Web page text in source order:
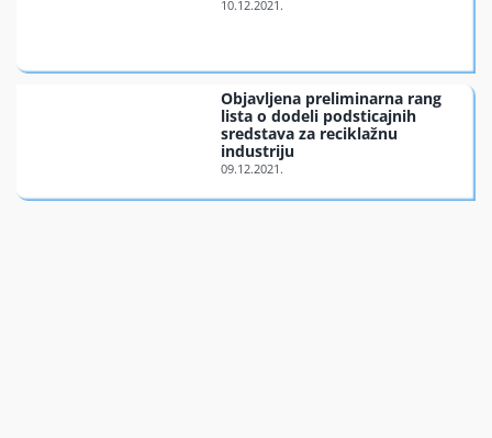
Objavljena preliminarna rang
lista o dodeli podsticajnih
sredstava za reciklažnu
industriju